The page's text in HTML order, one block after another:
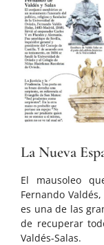
La Nueva
El mausoleo
Fernando
es una de las
de recuperar
Valdés-Salas.